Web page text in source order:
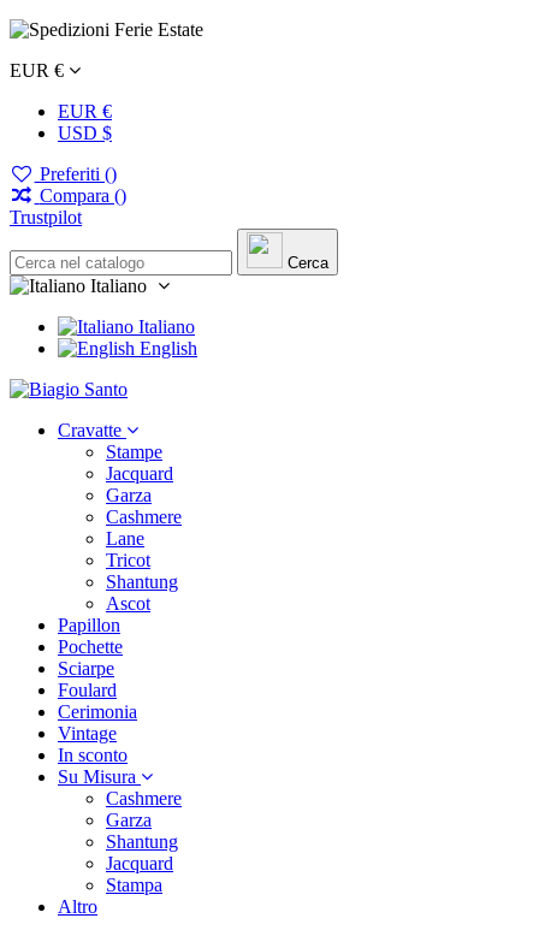
EUR €
EUR €
USD $
Preferiti ()
Compara ()
Trustpilot
Cerca
Italiano
Italiano
English
Cravatte
Stampe
Jacquard
Garza
Cashmere
Lane
Tricot
Shantung
Ascot
Papillon
Pochette
Sciarpe
Foulard
Cerimonia
Vintage
In sconto
Su Misura
Cashmere
Garza
Shantung
Jacquard
Stampa
Altro